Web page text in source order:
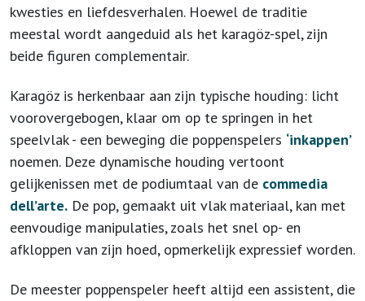
kwesties en liefdesverhalen. Hoewel de traditie
meestal wordt aangeduid als het karagöz-spel, zijn
beide figuren complementair.
Karagöz is herkenbaar aan zijn typische houding: licht
voorovergebogen, klaar om op te springen in het
speelvlak - een beweging die poppenspelers ‘inkappen’
noemen. Deze dynamische houding vertoont
gelijkenissen met de podiumtaal van de commedia
dell’arte. De pop, gemaakt uit vlak materiaal, kan met
eenvoudige manipulaties, zoals het snel op- en
afkloppen van zijn hoed, opmerkelijk expressief worden.
De meester poppenspeler heeft altijd een assistent, die